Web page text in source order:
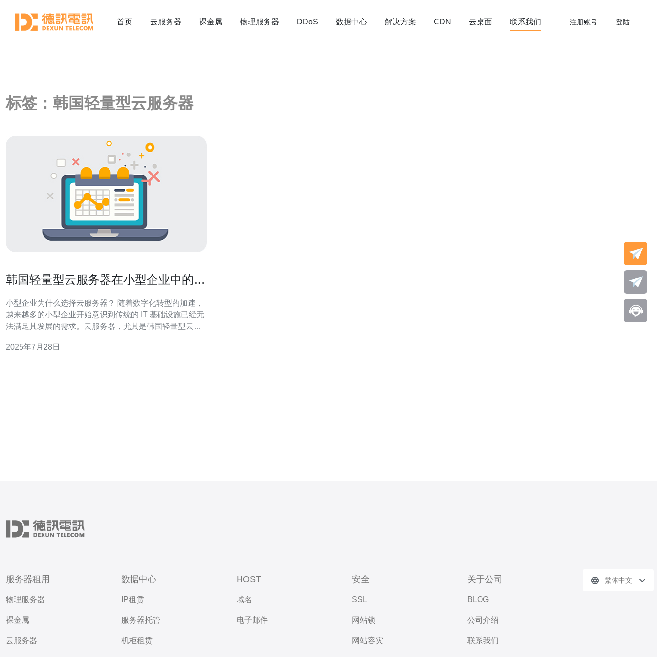
首页 云服务器 裸金属 物理服务器 DDoS 数据中心 解决方案 CDN 云桌面 联系我们 注册账号 登陆
标签：韩国轻量型云服务器
韩国轻量型云服务器在小型企业中的应
小型企业为什么选择云服务器？ 随着数字化转型的加速，
越来越多的小型企业开始意识到传统的 IT 基础设施已经无
法满足其发展的需求。云服务器，尤其是韩国轻量型云服
择。通过使用云服务器，小型企业可以降低 IT 成本，同时
2025年7月28日
服务器租用
物理服务器
裸金属
云服务器
数据中心
IP租赁
服务器托管
机柜租赁
HOST
域名
电子邮件
安全
SSL
网站锁
网站容灾
关于公司
BLOG
公司介绍
联系我们
繁体中文